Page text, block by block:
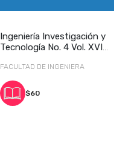
Ingeniería Investigación y
Tecnología No. 4 Vol. XVI
FACULTAD DE INGENIERA
$60